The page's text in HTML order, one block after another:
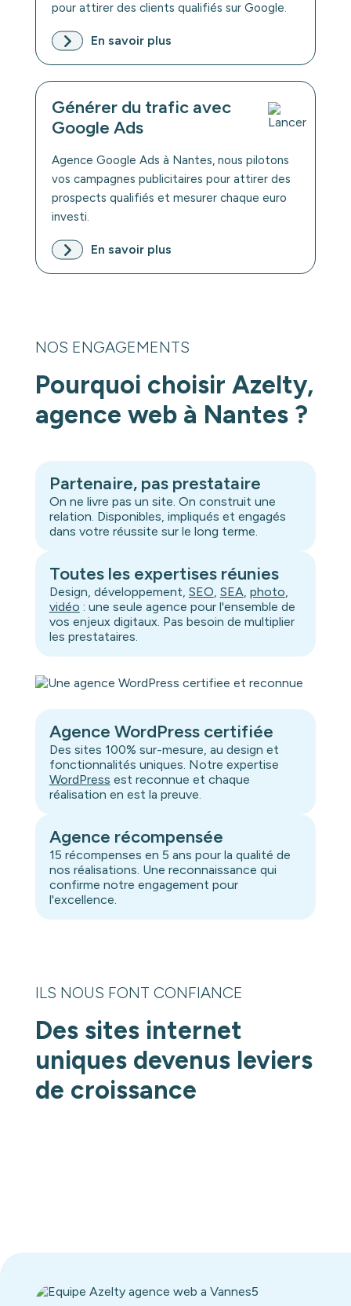
pour attirer des clients qualifiés sur Google.
En savoir plus
Générer du trafic avec
Google Ads
Agence Google Ads à Nantes, nous pilotons
vos campagnes publicitaires pour attirer des
prospects qualifiés et mesurer chaque euro
investi.
En savoir plus
NOS ENGAGEMENTS
Pourquoi choisir Azelty,
agence web à Nantes ?
Partenaire, pas prestataire
On ne livre pas un site. On construit une
relation. Disponibles, impliqués et engagés
dans votre réussite sur le long terme.
Toutes les expertises réunies
Design, développement, SEO, SEA, photo,
vidéo : une seule agence pour l'ensemble de
vos enjeux digitaux. Pas besoin de multiplier
les prestataires.
Agence WordPress certifiée
Des sites 100% sur-mesure, au design et
fonctionnalités uniques. Notre expertise
WordPress est reconnue et chaque
réalisation en est la preuve.
Agence récompensée
15 récompenses en 5 ans pour la qualité de
nos réalisations. Une reconnaissance qui
confirme notre engagement pour
l'excellence.
ILS NOUS FONT CONFIANCE
Des sites internet
uniques devenus leviers
de croissance